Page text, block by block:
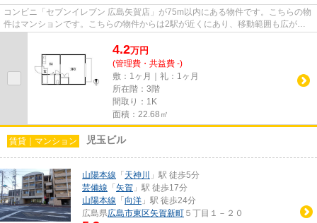
コンビニ「セブンイレブン 広島矢賀店」が75m以内にある物件です。こちらの物
件はマンションです。こちらの物件からは2駅が近くにあり、移動範囲も広がり
ます。駅から徒歩9分にある物...
4.2万円
(管理費・共益費 -)
敷：1ヶ月｜礼：1ヶ月
所在階：3階
間取り：1K
面積：22.68㎡
賃貸｜マンション 児玉ビル
山陽本線 「天神川
」駅 徒歩5分
芸備線 「矢賀 」駅 徒歩17分
山陽本線 「向洋 」駅 徒歩24分
広島県広島市東区矢賀新町 ５丁目１－２０